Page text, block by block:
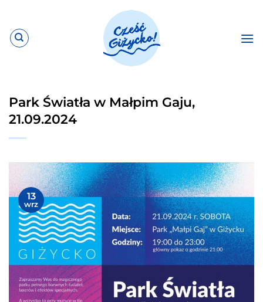
zawartości
Park Światła w Małpim Gaju,
21.09.2024
13
wrz